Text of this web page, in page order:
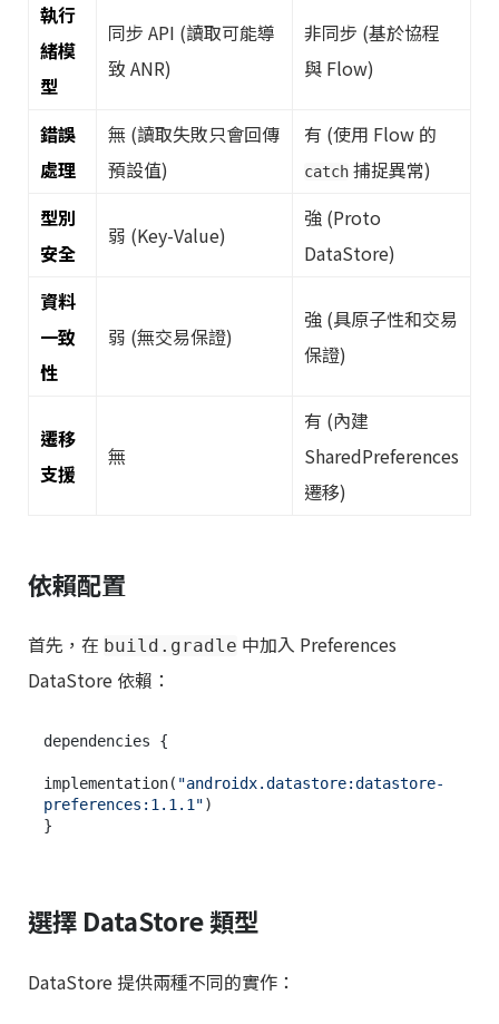
執行
緒模
型
同步 API (讀取可能導
致 ANR)
非同步 (基於協程
與 Flow)
錯誤
處理
無 (讀取失敗只會回傳
預設值)
有 (使用 Flow 的
catch 捕捉異常)
型別
安全
弱 (Key-Value)
強 (Proto
DataStore)
資料
一致
性
弱 (無交易保證)
強 (具原子性和交易
保證)
遷移
支援
無
有 (內建
SharedPreferences
遷移)
依賴配置
首先，在 build.gradle 中加入 Preferences
DataStore 依賴：
dependencies {
implementation( "androidx.datastore:datastore-
preferences:1.1.1")
選擇 DataStore 類型
DataStore 提供兩種不同的實作：